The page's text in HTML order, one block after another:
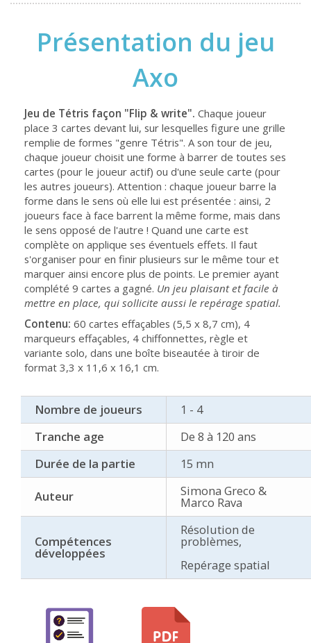
Présentation du jeu
Axo
Jeu de Tétris façon "Flip & write". Chaque joueur
place 3 cartes devant lui, sur lesquelles figure une grille
remplie de formes "genre Tétris". A son tour de jeu,
chaque joueur choisit une forme à barrer de toutes ses
cartes (pour le joueur actif) ou d'une seule carte (pour
les autres joueurs). Attention : chaque joueur barre la
forme dans le sens où elle lui est présentée : ainsi, 2
joueurs face à face barrent la même forme, mais dans
le sens opposé de l'autre ! Quand une carte est
complète on applique ses éventuels effets. Il faut
s'organiser pour en finir plusieurs sur le même tour et
marquer ainsi encore plus de points. Le premier ayant
complété 9 cartes a gagné. Un jeu plaisant et facile à
mettre en place, qui sollicite aussi le repérage spatial.
Contenu: 60 cartes effaçables (5,5 x 8,7 cm), 4
marqueurs effaçables, 4 chiffonnettes, règle et
variante solo, dans une boîte biseautée à tiroir de
format 3,3 x 11,6 x 16,1 cm.
Nombre de joueurs
1 - 4
Tranche age
De 8 à 120 ans
Durée de la partie
15 mn
Auteur Simona Greco &
Marco Rava
Compétences
développées
Résolution de
problèmes,
Repérage spatial